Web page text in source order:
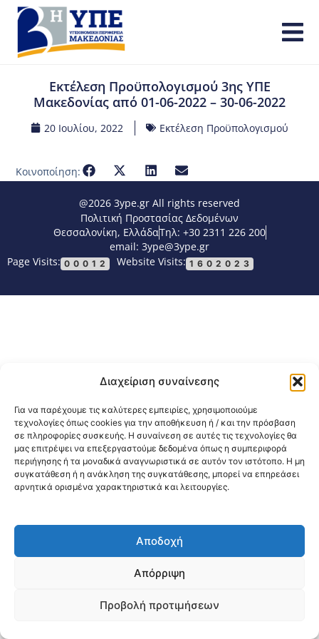
Διαχείριση συναίνεσης
Για να παρέχουμε τις καλύτερες εμπειρίες, χρησιμοποιούμε
τεχνολογίες όπως cookies για την αποθήκευση ή / και την πρόσβαση
σε πληροφορίες συσκευής. Η συναίνεση σε αυτές τις τεχνολογίες θα
μας επιτρέψει να επεξεργαστούμε δεδομένα όπως η συμπεριφορά
περιήγησης ή τα μοναδικά αναγνωριστικά σε αυτόν τον ιστότοπο. Η μη
συγκατάθεση ή η ανάκληση της συγκατάθεσης, μπορεί να επηρεάσει
αρνητικά ορισμένα χαρακτηριστικά και λειτουργίες.
Αποδοχή
Απόρριψη
Προβολή προτιμήσεων
Εκτέλεση Προϋπολογισμού 3ης ΥΠΕ
Μακεδονίας από 01-06-2022 – 30-06-2022
20 Ιουλίου, 2022 Εκτέλεση Προϋπολογισμού
Κοινοποίηση:
@2026 3ype.gr All rights reserved
Πολιτική Προστασίας Δεδομένων
Θεσσαλονίκη, ΕλλάδαΤηλ: +30 2311 226 200
email: 3ype@3ype.gr
Page Visits: 00012 Website Visits: 1602023